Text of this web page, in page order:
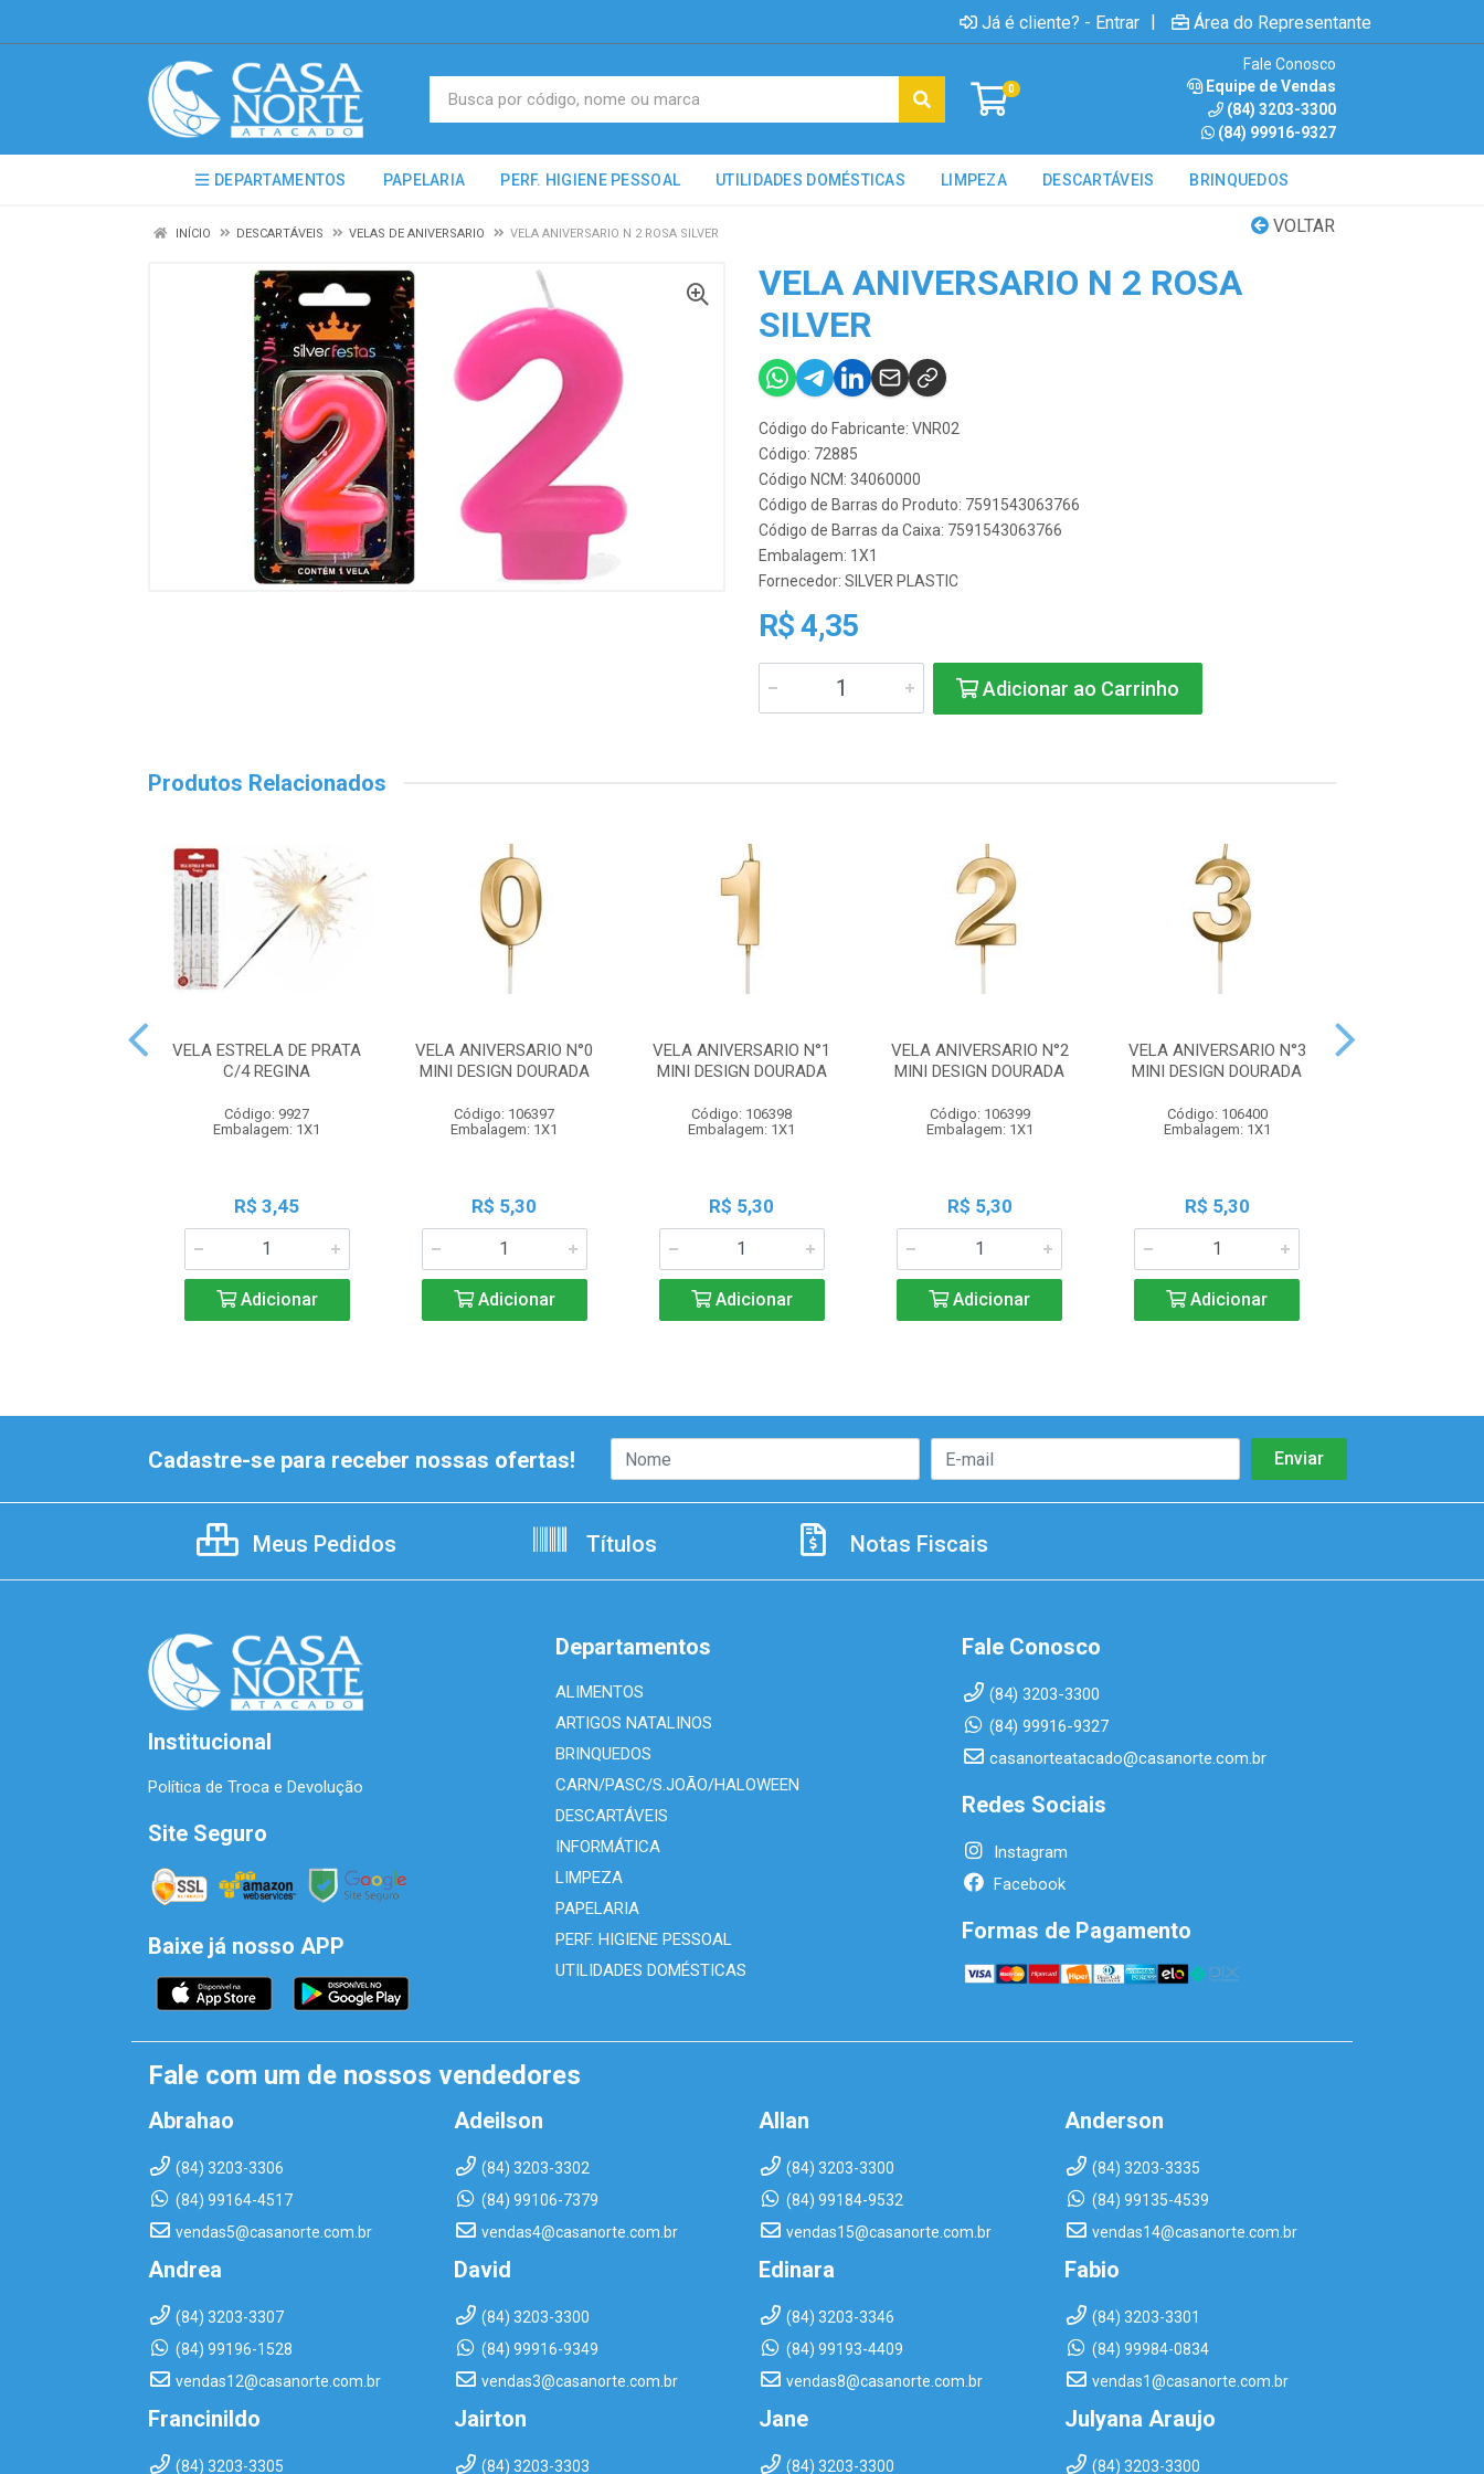
Já é cliente? - Entrar | Área do Representante
0
Fale Conosco
Equipe de Vendas
(84) 3203-3300
(84) 99916-9327
DEPARTAMENTOS PAPELARIA PERF. HIGIENE PESSOAL UTILIDADES DOMÉSTICAS LIMPEZA DESCARTÁVEIS BRINQUEDOS
VOLTAR
INÍCIO DESCARTÁVEIS VELAS DE ANIVERSARIO VELA ANIVERSARIO N 2 ROSA SILVER
VELA ANIVERSARIO N 2 ROSA
SILVER
Código do Fabricante: VNR02
Código: 72885
Código NCM: 34060000
Código de Barras do Produto: 7591543063766
Código de Barras da Caixa: 7591543063766
Embalagem: 1X1
Fornecedor: SILVER PLASTIC
R$ 4,35
Adicionar ao Carrinho
Produtos Relacionados
VELA ESTRELA DE PRATA
C/4 REGINA
Código: 9927
Embalagem: 1X1
R$ 3,45
Adicionar
VELA ANIVERSARIO N°0
MINI DESIGN DOURADA
Código: 106397
Embalagem: 1X1
R$ 5,30
Adicionar
VELA ANIVERSARIO N°1
MINI DESIGN DOURADA
Código: 106398
Embalagem: 1X1
R$ 5,30
Adicionar
VELA ANIVERSARIO N°2
MINI DESIGN DOURADA
Código: 106399
Embalagem: 1X1
R$ 5,30
Adicionar
VELA ANIVERSARIO N°3
MINI DESIGN DOURADA
Código: 106400
Embalagem: 1X1
R$ 5,30
Adicionar
Cadastre-se para receber nossas ofertas!
Meus Pedidos Títulos Notas Fiscais
Institucional
Política de Troca e Devolução
Site Seguro
Baixe já nosso APP
Departamentos
ALIMENTOS
ARTIGOS NATALINOS
BRINQUEDOS
CARN/PASC/S.JOÃO/HALOWEEN
DESCARTÁVEIS
INFORMÁTICA
LIMPEZA
PAPELARIA
PERF. HIGIENE PESSOAL
UTILIDADES DOMÉSTICAS
Fale Conosco
(84) 3203-3300
(84) 99916-9327
casanorteatacado@casanorte.com.br
Redes Sociais
Instagram
Facebook
Formas de Pagamento
Fale com um de nossos vendedores
Abrahao
(84) 3203-3306
(84) 99164-4517
vendas5@casanorte.com.br
Adeilson
(84) 3203-3302
(84) 99106-7379
vendas4@casanorte.com.br
Allan
(84) 3203-3300
(84) 99184-9532
vendas15@casanorte.com.br
Anderson
(84) 3203-3335
(84) 99135-4539
vendas14@casanorte.com.br
Andrea
(84) 3203-3307
(84) 99196-1528
vendas12@casanorte.com.br
David
(84) 3203-3300
(84) 99916-9349
vendas3@casanorte.com.br
Edinara
(84) 3203-3346
(84) 99193-4409
vendas8@casanorte.com.br
Fabio
(84) 3203-3301
(84) 99984-0834
vendas1@casanorte.com.br
Francinildo
(84) 3203-3305
Jairton
(84) 3203-3303
Jane
(84) 3203-3300
Julyana Araujo
(84) 3203-3300